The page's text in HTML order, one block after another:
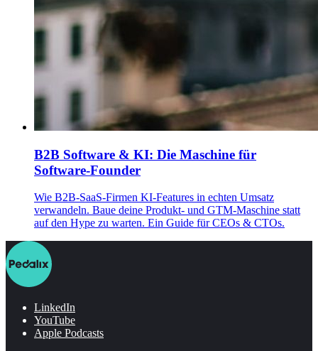
B2B Software & KI: Die Maschine für
Software-Founder
Wie B2B-SaaS-Firmen KI-Features in echten Umsatz
verwandeln. Baue deine Produkt- und GTM-Maschine statt
auf den Hype zu warten. Ein Guide für CEOs & CTOs.
LinkedIn
YouTube
Apple Podcasts